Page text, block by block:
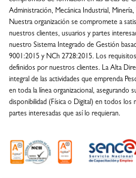
Administración, Mecánica Industrial,
Nuestra organización se compromete a
nuestros clientes, usuarios y partes
nuestro Sistema Integrado de Gestión
9001:2015 y NCh 2728:2015. Los
definidos por nuestros clientes. La Alta
integral de las actividades que emprenda
en toda la línea organizacional, asegurando
disponibilidad (Física o Digital) en todos los
partes interesadas que así lo requieran.